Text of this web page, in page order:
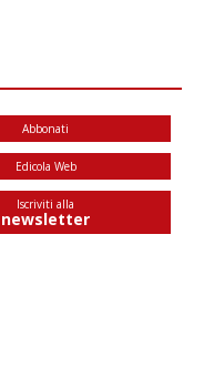
Abbonati
Edicola Web
Iscriviti alla
newsletter